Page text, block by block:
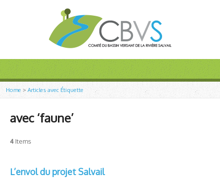
Home >Articles avec Étiquette
avec ‘faune’
4 Items
L’envol du projet Salvail